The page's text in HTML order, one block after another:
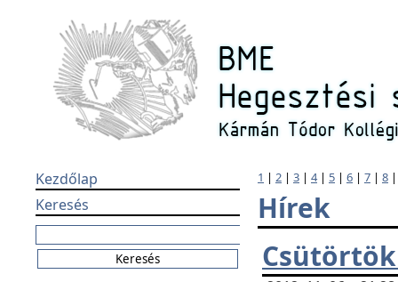
Kezdőlap
Keresés
1 | 2 | 3 | 4| 5 | 6 | 7 | 8
Hírek